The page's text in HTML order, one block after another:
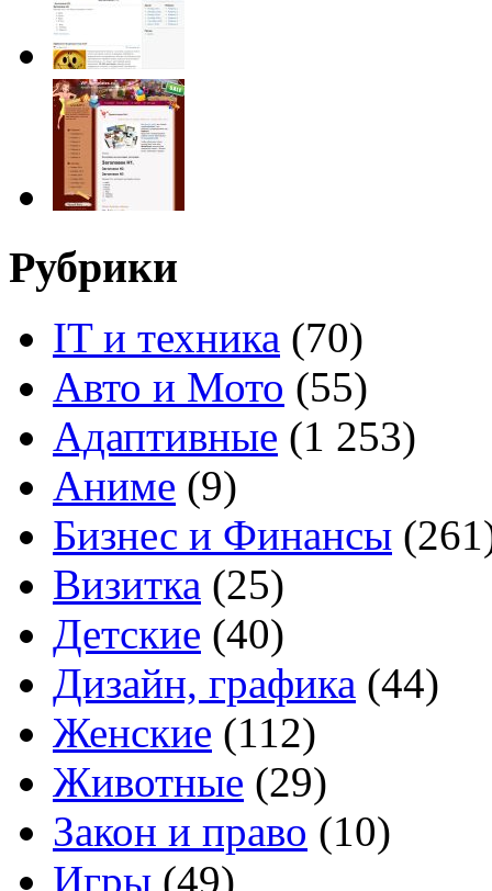
Рубрики
IT и техника (70)
Авто и Мото (55)
Адаптивные (1 253)
Аниме (9)
Бизнес и Финансы
Визитка (25)
Детские (40)
Дизайн, графика (44)
Женские (112)
Животные (29)
Закон и право (10)
Игры (49)